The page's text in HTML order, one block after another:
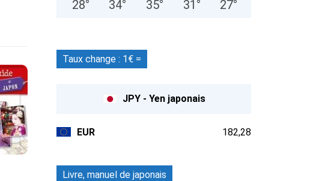
28° 34° 35° 31 ° 27°
Taux change : 1€ =
JPY - Yen japonais
EUR 182,28
Livre, manuel de japonais